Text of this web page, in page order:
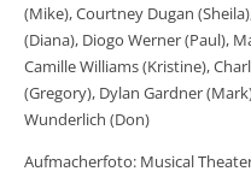
(Mike), Courtney Dugan
(Diana), Diogo Werner (Paul),
Camille Williams (Kristine),
(Gregory), Dylan Gardner
Wunderlich (Don)
Aufmacherfoto: Musical